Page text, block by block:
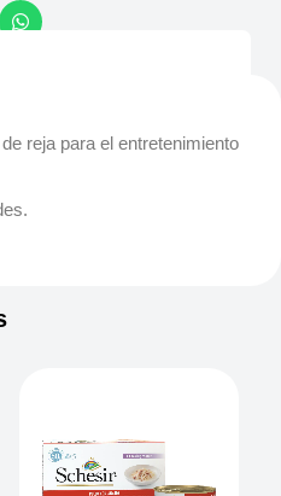
reja para el entretenimiento